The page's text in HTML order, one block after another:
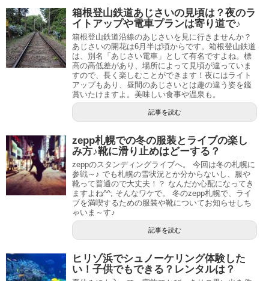
箱根登山鉄道あじさいの見頃は？夜のラ
イトアップや電車プランは寄り道で♪
箱根登山鉄道沿線のあじさいを見に行きませんか？
あじさいの開花は6月半ば頃からです。箱根登山鉄道
は、別名「あじさい電車」として有名ですよね。標
高の高低差があり、場所によって見頃が違っていま
すので、長く楽しむことができます！夜にはライト
アップもあり、昼間のあじさいとは趣の違う姿を鑑
賞いたけますよ。美味しい食事や温泉も。
記事を読む
zepp札幌での冬の服装とライブの楽し
み方♪靴に滑り止めはどーする？
zeppのスタンディングライブへ。 今回は冬の札幌に
参戦～♪ でも札幌の雪状況とか分からないし、服や
靴って普通ので大丈夫！？ なんだか心配になってき
ますよね^^; そんなワケで。 冬のzepp札幌で、ライ
ブを満喫するための服装や靴についてお知らせしち
ゃいま～す♪
記事を読む
ヒリゾ浜でシュノーケリング体験した
い！子供でもできる？レンタルは？